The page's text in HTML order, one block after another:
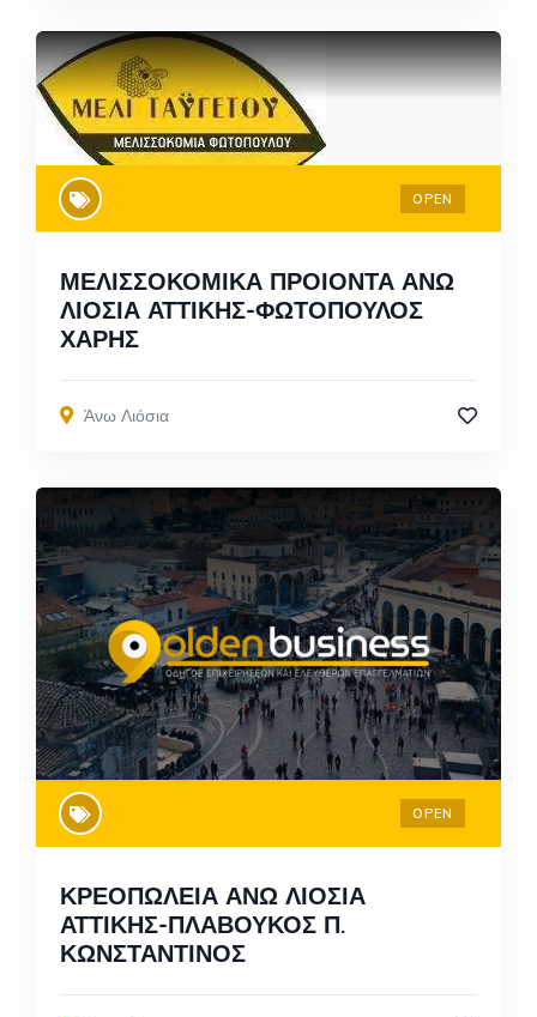
OPEN
ΜΕΛΙΣΣΟΚΟΜΙΚΑ ΠΡΟΙΟΝΤΑ ΑΝΩ
ΛΙΟΣΙΑ ΑΤΤΙΚΗΣ-ΦΩΤΟΠΟΥΛΟΣ
ΧΑΡΗΣ
Άνω Λιόσια
OPEN
ΚΡΕΟΠΩΛΕΙΑ ΑΝΩ ΛΙΟΣΙΑ
ΑΤΤΙΚΗΣ-ΠΛΑΒΟΥΚΟΣ Π.
ΚΩΝΣΤΑΝΤΙΝΟΣ